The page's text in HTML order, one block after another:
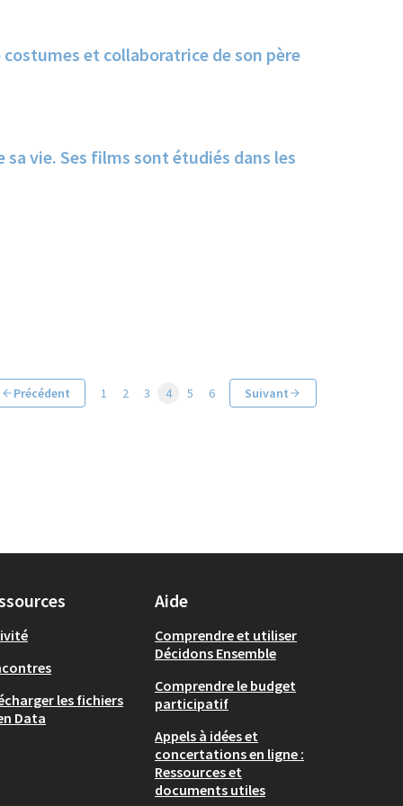
et collaboratrice de son père
vie. Ses films sont étudiés dans les
Précédent 1 2 3 4 5 6 Suivant
les fichiers
Data
Aide
Comprendre et utiliser
Décidons Ensemble
Comprendre le budget
participatif
Appels à idées et
concertations en ligne :
Ressources et
documents utiles